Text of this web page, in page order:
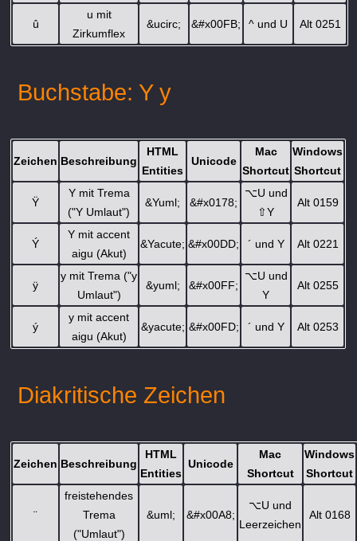
û
u mit
Zirkumflex
&ucirc; &#x00FB; ^ und U Alt 0251
Buchstabe: Y y
Zeichen Beschreibung
HTML
Entities
Unicode
Mac
Shortcut
Windows
Shortcut
Ÿ
Y mit Trema
("Y Umlaut")
&Yuml; &#x0178;
⌥U und
⇧Y
Alt 0159
Ý
Y mit accent
aigu (Akut)
&Yacute; &#x00DD; ´ und Y Alt 0221
ÿ
y mit Trema ("y
Umlaut")
&yuml; &#x00FF;
⌥U und
Y
Alt 0255
ý
y mit accent
aigu (Akut)
&yacute; &#x00FD; ´ und Y Alt 0253
Diakritische Zeichen
Zeichen Beschreibung
HTML
Entities
Unicode
Mac
Shortcut
Windows
Shortcut
¨
freistehendes
Trema
("Umlaut")
&uml; &#x00A8;
⌥U und
Leerzeichen
Alt 0168